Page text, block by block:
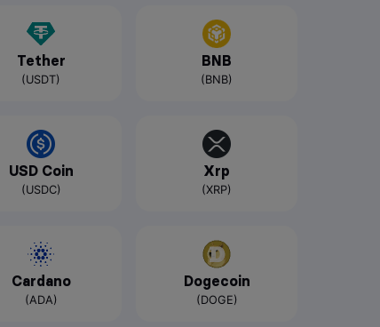
Tether
(USDT)
BNB
(BNB)
USD Coin
(USDC)
Xrp
(XRP)
Cardano
(ADA)
Dogecoin
(DOGE)